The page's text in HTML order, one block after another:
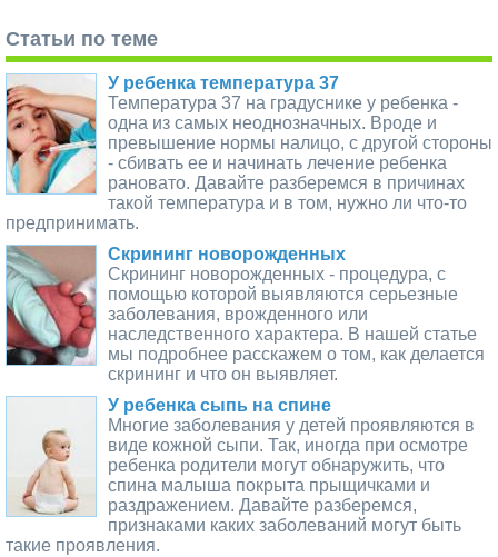
Статьи по теме
У ребенка температура 37
Температура 37 на градуснике у ребенка -
одна из самых неоднозначных. Вроде и
превышение нормы налицо, с другой стороны
- сбивать ее и начинать лечение ребенка
рановато. Давайте разберемся в причинах
такой температура и в том, нужно ли что-то
предпринимать.
Скрининг новорожденных
Скрининг новорожденных - процедура, с
помощью которой выявляются серьезные
заболевания, врожденного или
наследственного характера. В нашей статье
мы подробнее расскажем о том, как делается
скрининг и что он выявляет.
У ребенка сыпь на спине
Многие заболевания у детей проявляются в
виде кожной сыпи. Так, иногда при осмотре
ребенка родители могут обнаружить, что
спина малыша покрыта прыщичками и
раздражением. Давайте разберемся,
признаками каких заболеваний могут быть
такие проявления.